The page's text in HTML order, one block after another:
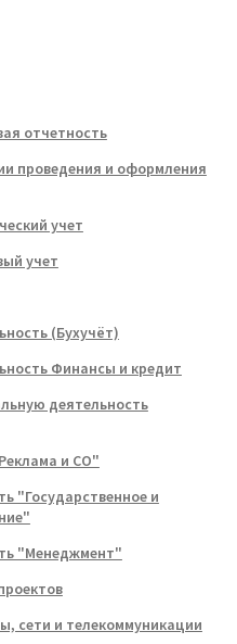
отчетность
проведения и оформления
учет
учет
(Бухучёт)
Финансы и кредит
деятельность
и СО"
"Государственное и
"Менеджмент"
сети и телекоммуникации